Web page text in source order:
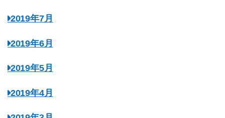
2019年7月
2019年6月
2019年5月
2019年4月